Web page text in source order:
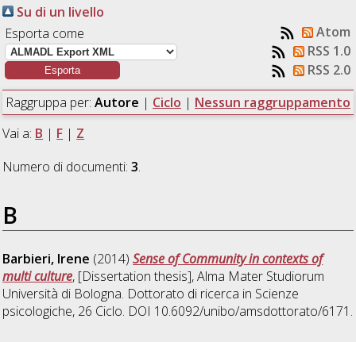
Su di un livello
Esporta come
Atom
RSS 1.0
RSS 2.0
Raggruppa per: Autore | Ciclo | Nessun raggruppamento
Vai a: B | F | Z
Numero di documenti:3.
B
Barbieri, Irene (2014)Sense of Community in contexts of
multi culture, [Dissertation thesis], Alma Mater Studiorum
Università di Bologna. Dottorato di ricerca in Scienze
psicologiche, 26 Ciclo. DOI 10.6092/unibo/amsdottorato/6171.